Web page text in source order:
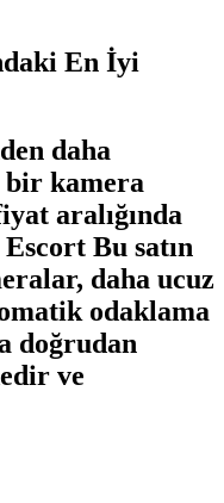
En İyi
daha
bir kamera
aralığında
Bu satın
daha ucuz
odaklama
doğrudan
ve